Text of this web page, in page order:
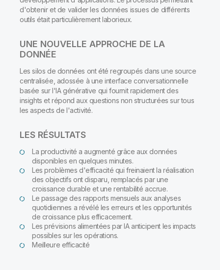
d'obtenir et de valider les données issues de différents
outils était particulièrement laborieux.
UNE NOUVELLE APPROCHE DE LA
DONNÉE
Les silos de données ont été regroupés dans une source
centralisée, adossée à une interface conversationnelle
basée sur l'IA générative qui fournit rapidement des
insights et répond aux questions non structurées sur tous
les aspects de l'activité.
LES RÉSULTATS
La productivité a augmenté grâce aux données
disponibles en quelques minutes.
Les problèmes d'efficacité qui freinaient la réalisation
des objectifs ont disparu, remplacés par une
croissance durable et une rentabilité accrue.
Le passage des rapports mensuels aux analyses
quotidiennes a révélé les erreurs et les opportunités
de croissance plus efficacement.
Les prévisions alimentées par IA anticipent les impacts
possibles sur les opérations.
Meilleure efficacité